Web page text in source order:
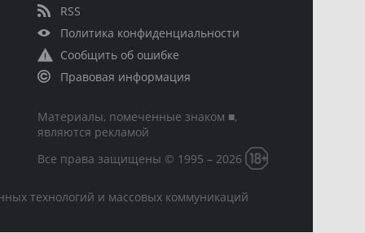
RSS
Политика конфиденциальности
Сообщить об ошибке
Правовая информация
Материалы, помеченные знаком ■,
являются рекламой
Все права защищены © 1995 – 2026
технологий и массовых коммуникаций